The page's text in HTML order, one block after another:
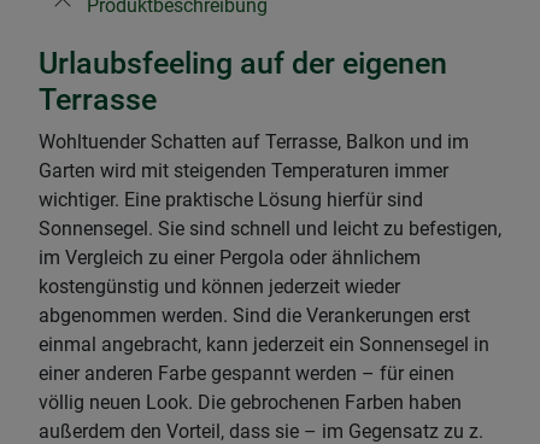
Produktbeschreibung
Urlaubsfeeling auf der eigenen
Terrasse
Wohltuender Schatten auf Terrasse, Balkon und im
Garten wird mit steigenden Temperaturen immer
wichtiger. Eine praktische Lösung hierfür sind
Sonnensegel. Sie sind schnell und leicht zu befestigen,
im Vergleich zu einer Pergola oder ähnlichem
kostengünstig und können jederzeit wieder
abgenommen werden. Sind die Verankerungen erst
einmal angebracht, kann jederzeit ein Sonnensegel in
einer anderen Farbe gespannt werden – für einen
völlig neuen Look. Die gebrochenen Farben haben
außerdem den Vorteil, dass sie – im Gegensatz zu z.